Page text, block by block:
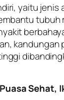
yaitu jenis
tubuh
kandungan
Sehat,